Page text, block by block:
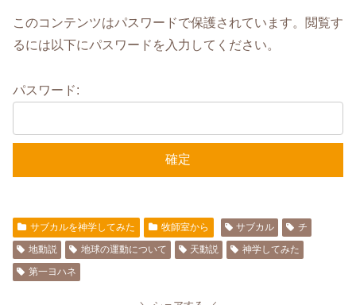
このコンテンツはパスワードで保護されています。閲覧す
るには以下にパスワードを入力してください。
パスワード:
サブカルを神学してみた 牧師室から サブカル
チ
地動説
地球の運動について 天動説
神学してみた
第一ヨハネ